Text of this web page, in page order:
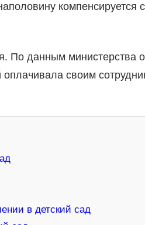
компенсируется
По данным министерства
своим
в детский сад